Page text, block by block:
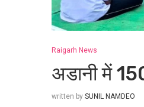
Raigarh News
अडानी में
written by SUNIL NAMDEO